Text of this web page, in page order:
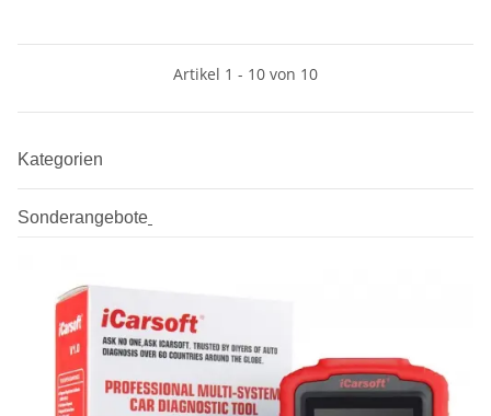
Artikel 1 - 10 von 10
Kategorien
Sonderangebote